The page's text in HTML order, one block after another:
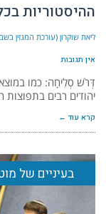
ההיסטוריות
ליאת שוקרון (עורכת המגזין
אין תגובות
דְּרֹשׁ סְלִיחָה: כמו
יהודים רבים בתפוצות
קרא עוד ←
בעיניים של